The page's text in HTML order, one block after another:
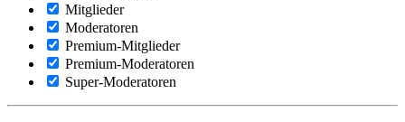
Mitglieder
Moderatoren
Premium-Mitglieder
Premium-Moderatoren
Super-Moderatoren